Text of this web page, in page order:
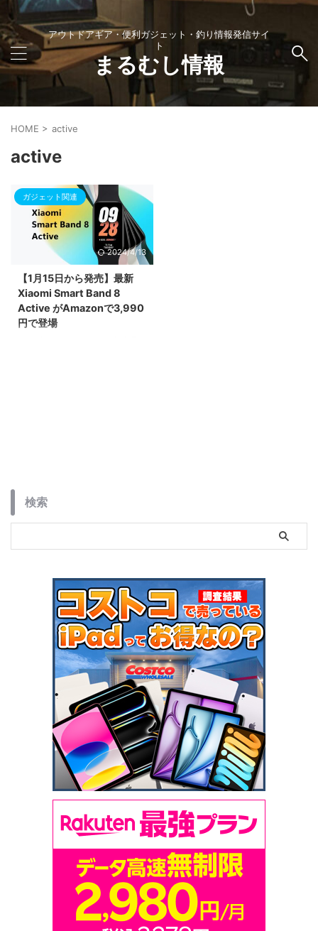
アウトドアギア・便利ガジェット・釣り情報発信サイ
ト
まるむし情報
HOME > active
active
ガジェット関連
2024/4/13
【1月15日から発売】最新
Xiaomi Smart Band 8
Active がAmazonで3,990
円で登場
検索